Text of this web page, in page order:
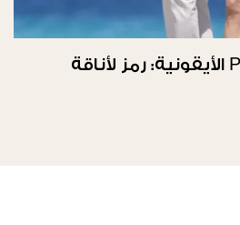
أسرار طبعات Pucci الأيقونية: رمز لأناقة